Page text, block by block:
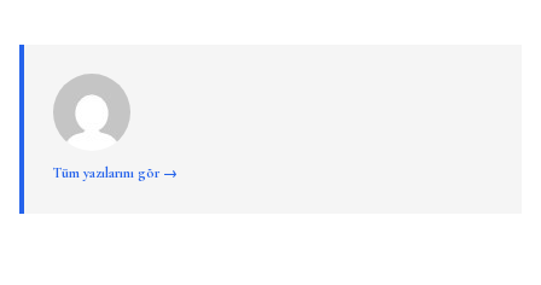
Tüm yazılarını gör →